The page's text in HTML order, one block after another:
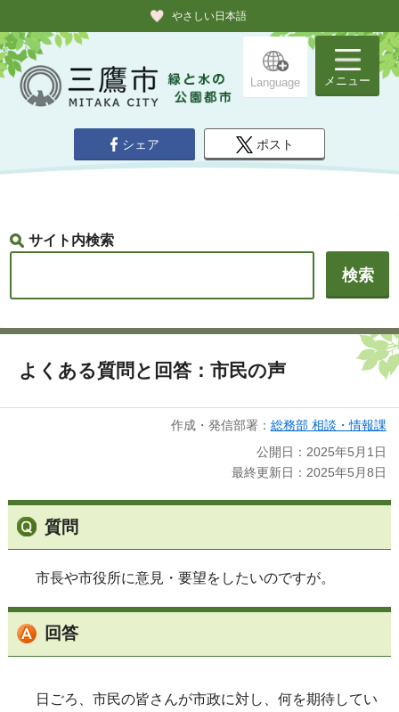
やさしい日本語
Language メニュー
シェア ポスト
サイト内検索
よくある質問と回答：市民の声
作成・発信部署： 総務部 相談・情報課
公開日：2025年5月1日
最終更新日：2025年5月8日
質問
市長や市役所に意見・要望をしたいのですが。
回答
日ごろ、市民の皆さんが市政に対し、何を期待してい